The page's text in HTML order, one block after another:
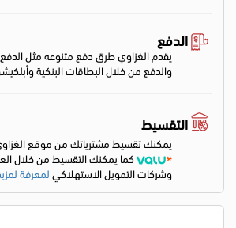
الدفع
يقدم الغزاوي طرق دفع متنوعه مثل الدفع
والدفع من خلال البطاقات البنكية
التقسيط
يمكنك تقسيط مشترياتك من موقع
كما يمكنك التقسيط من خلال
وشركات التمويل الاستهلاكيلمعرفة